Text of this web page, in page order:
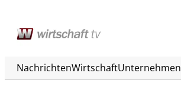
NachrichtenWirtschaftUnternehmen